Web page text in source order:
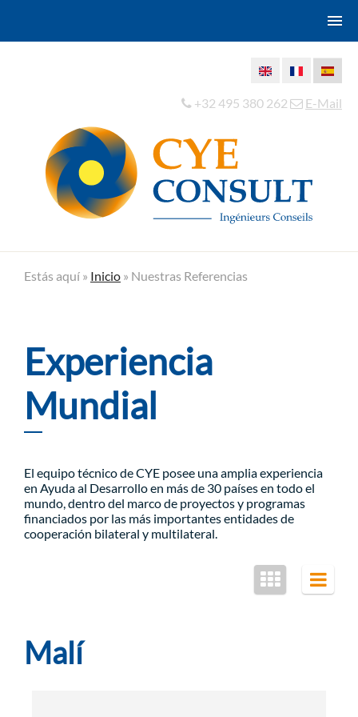
+32 495 380 262 E-Mail
Estás aquí » Inicio » Nuestras Referencias
Experiencia
Mundial
El equipo técnico de CYE posee una amplia experiencia
en Ayuda al Desarrollo en más de 30 países en todo el
mundo, dentro del marco de proyectos y programas
financiados por las más importantes entidades de
cooperación bilateral y multilateral.
Malí